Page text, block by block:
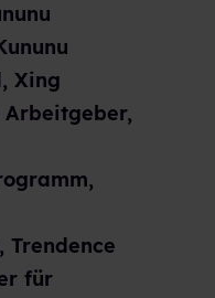
Xing
Trendence
für